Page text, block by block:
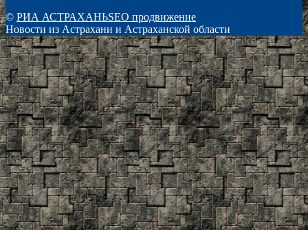
© РИА АСТРАХАНЬSEO продвижение
Новости из Астрахани и Астраханской области